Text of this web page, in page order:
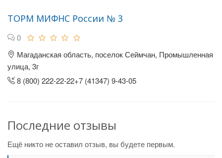
ТОРМ МИФНС России № 3
0
Магаданская область, поселок Сеймчан, Промышленная
улица, 3г
8 (800) 222-22-22+7 (41347) 9-43-05
Последние отзывы
Ещё никто не оставил отзыв, вы будете первым.